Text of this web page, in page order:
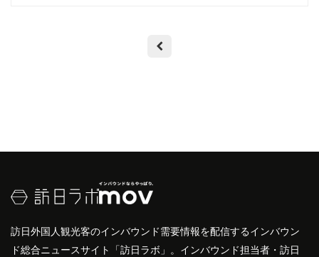
訪日外国人観光客のインバウンド需要情報を配信するインバウン
ド総合ニュースサイト「訪日ラボ」。インバウンド担当者・訪日